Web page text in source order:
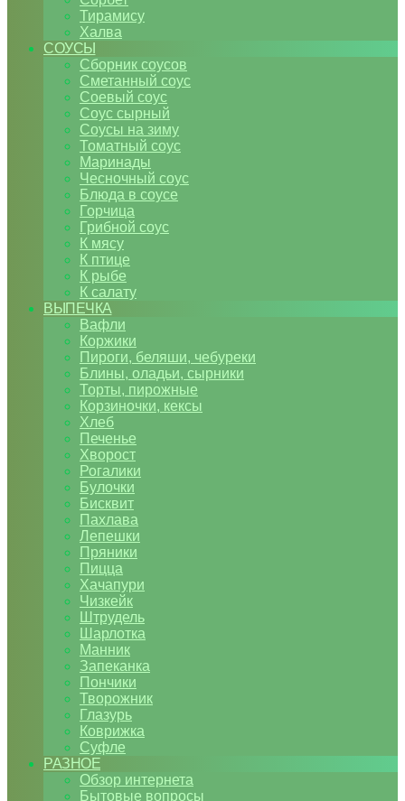
Тирамису
Халва
СОУСЫ
Сборник соусов
Сметанный соус
Соевый соус
Соус сырный
Соусы на зиму
Томатный соус
Маринады
Чесночный соус
Блюда в соусе
Горчица
Грибной соус
К мясу
К птице
К рыбе
К салату
ВЫПЕЧКА
Вафли
Коржики
Пироги, беляши, чебуреки
Блины, оладьи, сырники
Торты, пирожные
Корзиночки, кексы
Хлеб
Печенье
Хворост
Рогалики
Булочки
Бисквит
Пахлава
Лепешки
Пряники
Пицца
Хачапури
Чизкейк
Штрудель
Шарлотка
Манник
Запеканка
Пончики
Творожник
Глазурь
Коврижка
Суфле
РАЗНОЕ
Обзор интернета
Бытовые вопросы